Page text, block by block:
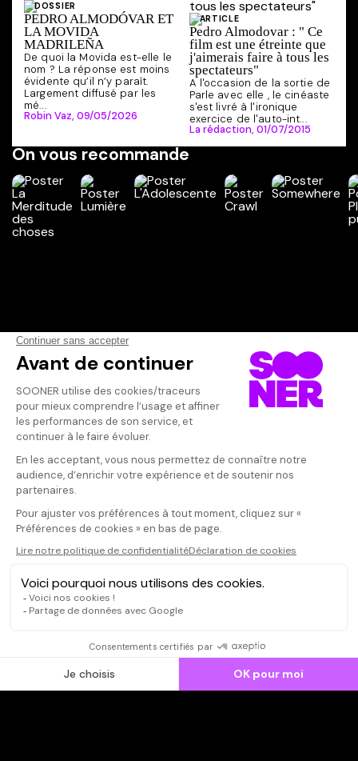
DOSSIER
PEDRO ALMODÓVAR ET
LA MOVIDA
MADRILEÑA
De quoi la Movida est-elle le
nom ? La réponse est moins
évidente qu’il n’y paraît.
Largement diffusé par les
mé...
Robin Vaz, 09/05/2026
ARTICLE
Pedro Almodovar : " Ce
film est une étreinte que
j'aimerais faire à tous les
spectateurs"
A l'occasion de la sortie de
Parle avec elle , le cinéaste
s'est livré à l'ironique
exercice de l'auto-int...
La rédaction, 01/07/2015
On vous recommande
Vos avis
Donnez votre avis
Votre note
Votre commentaire
Il faut vous connecter pour
publier un avis
CONNEXION
Qui sommes-nous ?